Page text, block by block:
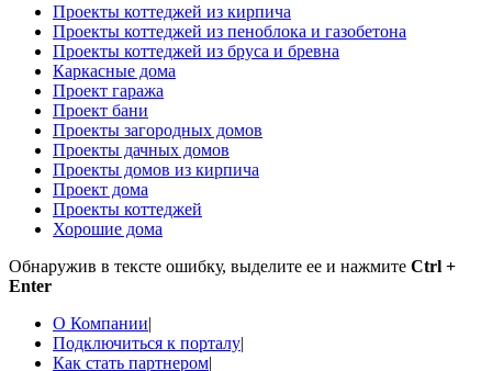
Проекты коттеджей из кирпича
Проекты коттеджей из пеноблока и газобетона
Проекты коттеджей из бруса и бревна
Каркасные дома
Проект гаража
Проект бани
Проекты загородных домов
Проекты дачных домов
Проекты домов из кирпича
Проект дома
Проекты коттеджей
Хорошие дома
Обнаружив в тексте ошибку, выделите ее и нажмите Ctrl +
Enter
О Компании|
Подключиться к порталу|
Как стать партнером|